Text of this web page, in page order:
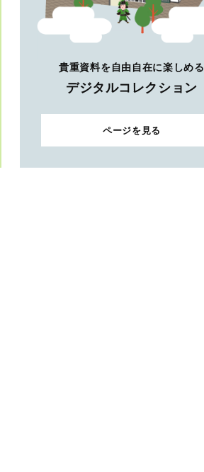
貴重資料を自由自在に楽しめる
デジタルコレクション
ページを見る